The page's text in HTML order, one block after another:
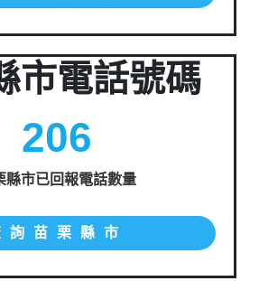
市電話號碼
206
縣市已回報電話數量
詢苗栗縣市